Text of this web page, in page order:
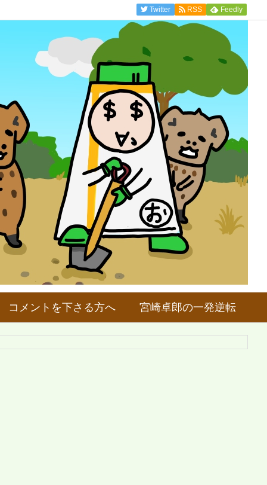
コメントを下さる方へ 宮崎卓郎の一発逆転
Twitter RSS Feedly